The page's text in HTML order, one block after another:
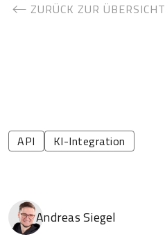
ZURÜCK ZUR ÜBERSICHT
API KI-Integration
Andreas Siegel